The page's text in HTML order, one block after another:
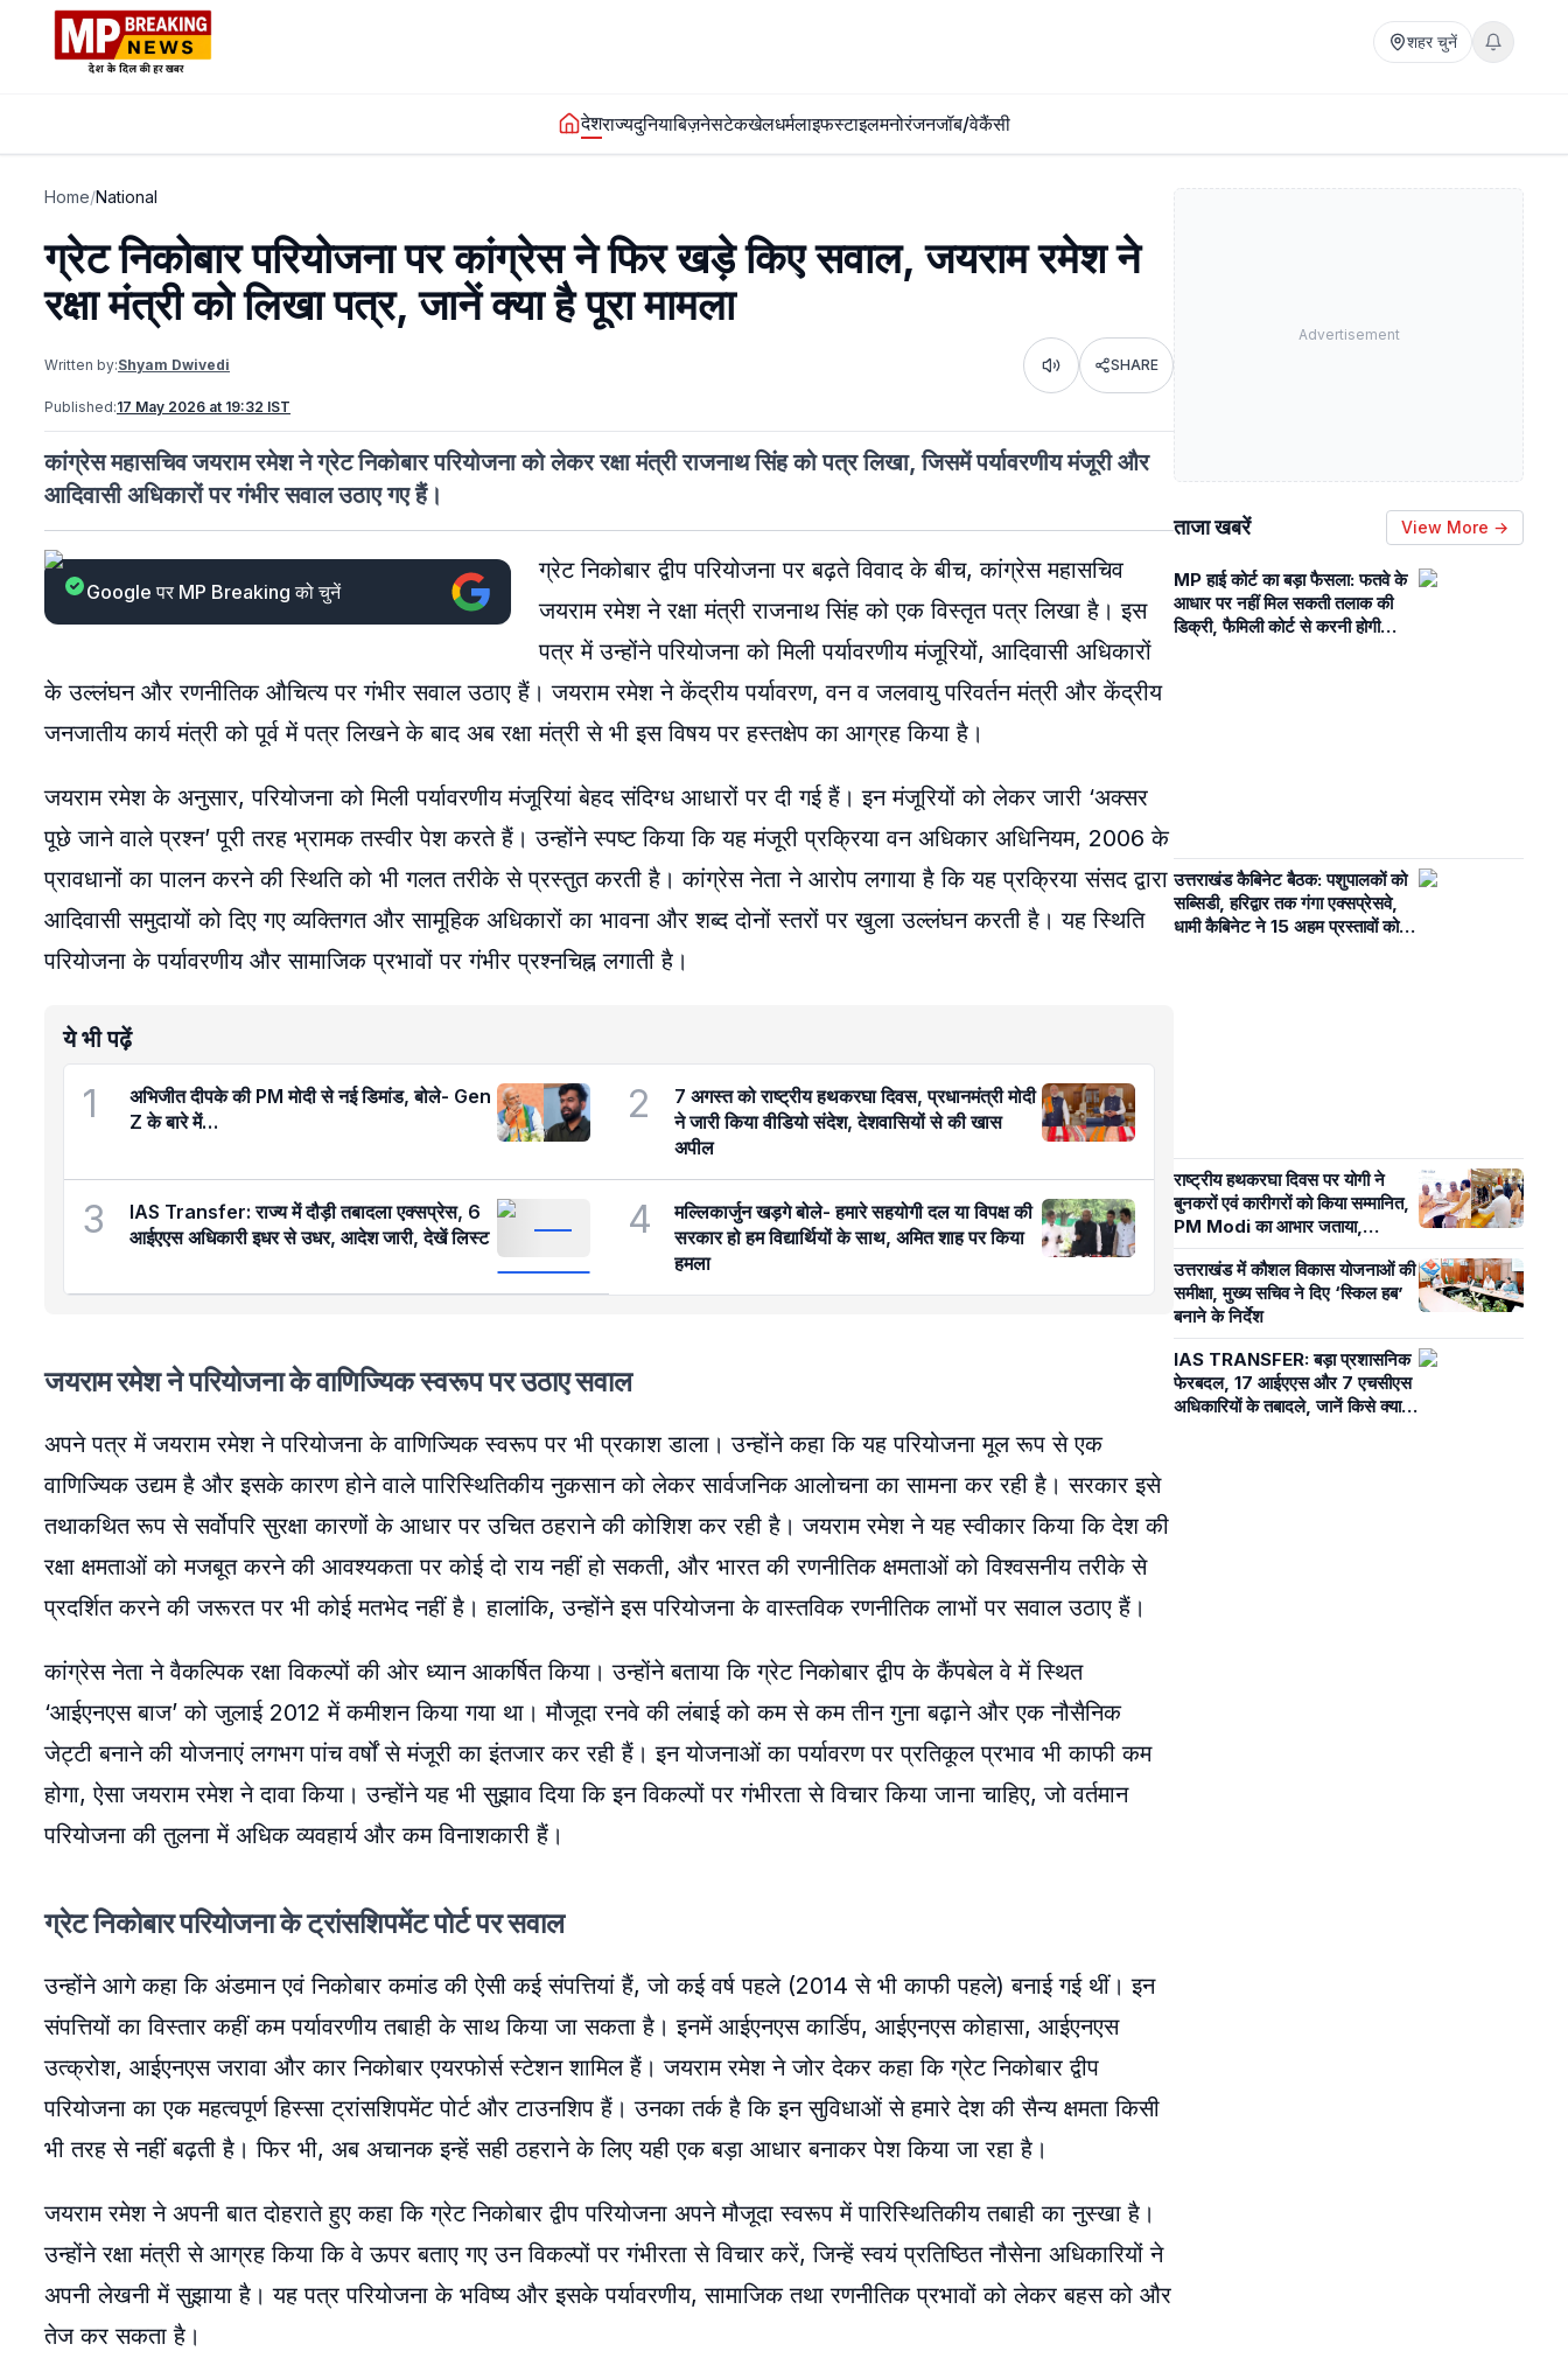
शहर चुनें
देशराज्यदुनियाबिज़नेसटेकखेलधर्मलाइफस्टाइलमनोरंजनजॉब/वेकैंसी
Home/National
ग्रेट निकोबार परियोजना पर कांग्रेस ने फिर खड़े किए सवाल, जयराम रमेश ने
रक्षा मंत्री को लिखा पत्र, जानें क्या है पूरा मामला
Written by:Shyam Dwivedi Listen SHARE
Published:17 May 2026 at 19:32 IST
कांग्रेस महासचिव जयराम रमेश ने ग्रेट निकोबार परियोजना को लेकर रक्षा मंत्री राजनाथ सिंह को पत्र लिखा, जिसमें पर्यावरणीय मंजूरी और
आदिवासी अधिकारों पर गंभीर सवाल उठाए गए हैं।
Google पर MP Breaking को चुनें
ग्रेट निकोबार द्वीप परियोजना पर बढ़ते विवाद के बीच, कांग्रेस महासचिव
जयराम रमेश ने रक्षा मंत्री राजनाथ सिंह को एक विस्तृत पत्र लिखा है। इस
पत्र में उन्होंने परियोजना को मिली पर्यावरणीय मंजूरियों, आदिवासी अधिकारों
के उल्लंघन और रणनीतिक औचित्य पर गंभीर सवाल उठाए हैं। जयराम रमेश ने केंद्रीय पर्यावरण, वन व जलवायु परिवर्तन मंत्री और केंद्रीय
जनजातीय कार्य मंत्री को पूर्व में पत्र लिखने के बाद अब रक्षा मंत्री से भी इस विषय पर हस्तक्षेप का आग्रह किया है।
जयराम रमेश के अनुसार, परियोजना को मिली पर्यावरणीय मंजूरियां बेहद संदिग्ध आधारों पर दी गई हैं। इन मंजूरियों को लेकर जारी ‘अक्सर
पूछे जाने वाले प्रश्न’ पूरी तरह भ्रामक तस्वीर पेश करते हैं। उन्होंने स्पष्ट किया कि यह मंजूरी प्रक्रिया वन अधिकार अधिनियम, 2006 के
प्रावधानों का पालन करने की स्थिति को भी गलत तरीके से प्रस्तुत करती है। कांग्रेस नेता ने आरोप लगाया है कि यह प्रक्रिया संसद द्वारा
आदिवासी समुदायों को दिए गए व्यक्तिगत और सामूहिक अधिकारों का भावना और शब्द दोनों स्तरों पर खुला उल्लंघन करती है। यह स्थिति
परियोजना के पर्यावरणीय और सामाजिक प्रभावों पर गंभीर प्रश्नचिह्न लगाती है।
ये भी पढ़ें
1
अभिजीत दीपके की PM मोदी से नई डिमांड, बोले- Gen
Z के बारे में…
2
7 अगस्त को राष्ट्रीय हथकरघा दिवस, प्रधानमंत्री मोदी
ने जारी किया वीडियो संदेश, देशवासियों से की खास
अपील
3
IAS Transfer: राज्य में दौड़ी तबादला एक्सप्रेस, 6
आईएएस अधिकारी इधर से उधर, आदेश जारी, देखें लिस्ट
4
मल्लिकार्जुन खड़गे बोले- हमारे सहयोगी दल या विपक्ष की
सरकार हो हम विद्यार्थियों के साथ, अमित शाह पर किया
हमला
जयराम रमेश ने परियोजना के वाणिज्यिक स्वरूप पर उठाए सवाल
अपने पत्र में जयराम रमेश ने परियोजना के वाणिज्यिक स्वरूप पर भी प्रकाश डाला। उन्होंने कहा कि यह परियोजना मूल रूप से एक
वाणिज्यिक उद्यम है और इसके कारण होने वाले पारिस्थितिकीय नुकसान को लेकर सार्वजनिक आलोचना का सामना कर रही है। सरकार इसे
तथाकथित रूप से सर्वोपरि सुरक्षा कारणों के आधार पर उचित ठहराने की कोशिश कर रही है। जयराम रमेश ने यह स्वीकार किया कि देश की
रक्षा क्षमताओं को मजबूत करने की आवश्यकता पर कोई दो राय नहीं हो सकती, और भारत की रणनीतिक क्षमताओं को विश्वसनीय तरीके से
प्रदर्शित करने की जरूरत पर भी कोई मतभेद नहीं है। हालांकि, उन्होंने इस परियोजना के वास्तविक रणनीतिक लाभों पर सवाल उठाए हैं।
कांग्रेस नेता ने वैकल्पिक रक्षा विकल्पों की ओर ध्यान आकर्षित किया। उन्होंने बताया कि ग्रेट निकोबार द्वीप के कैंपबेल वे में स्थित
‘आईएनएस बाज’ को जुलाई 2012 में कमीशन किया गया था। मौजूदा रनवे की लंबाई को कम से कम तीन गुना बढ़ाने और एक नौसैनिक
जेट्टी बनाने की योजनाएं लगभग पांच वर्षों से मंजूरी का इंतजार कर रही हैं। इन योजनाओं का पर्यावरण पर प्रतिकूल प्रभाव भी काफी कम
होगा, ऐसा जयराम रमेश ने दावा किया। उन्होंने यह भी सुझाव दिया कि इन विकल्पों पर गंभीरता से विचार किया जाना चाहिए, जो वर्तमान
परियोजना की तुलना में अधिक व्यवहार्य और कम विनाशकारी हैं।
ग्रेट निकोबार परियोजना के ट्रांसशिपमेंट पोर्ट पर सवाल
उन्होंने आगे कहा कि अंडमान एवं निकोबार कमांड की ऐसी कई संपत्तियां हैं, जो कई वर्ष पहले (2014 से भी काफी पहले) बनाई गई थीं। इन
संपत्तियों का विस्तार कहीं कम पर्यावरणीय तबाही के साथ किया जा सकता है। इनमें आईएनएस कार्डिप, आईएनएस कोहासा, आईएनएस
उत्क्रोश, आईएनएस जरावा और कार निकोबार एयरफोर्स स्टेशन शामिल हैं। जयराम रमेश ने जोर देकर कहा कि ग्रेट निकोबार द्वीप
परियोजना का एक महत्वपूर्ण हिस्सा ट्रांसशिपमेंट पोर्ट और टाउनशिप हैं। उनका तर्क है कि इन सुविधाओं से हमारे देश की सैन्य क्षमता किसी
भी तरह से नहीं बढ़ती है। फिर भी, अब अचानक इन्हें सही ठहराने के लिए यही एक बड़ा आधार बनाकर पेश किया जा रहा है।
जयराम रमेश ने अपनी बात दोहराते हुए कहा कि ग्रेट निकोबार द्वीप परियोजना अपने मौजूदा स्वरूप में पारिस्थितिकीय तबाही का नुस्खा है।
उन्होंने रक्षा मंत्री से आग्रह किया कि वे ऊपर बताए गए उन विकल्पों पर गंभीरता से विचार करें, जिन्हें स्वयं प्रतिष्ठित नौसेना अधिकारियों ने
अपनी लेखनी में सुझाया है। यह पत्र परियोजना के भविष्य और इसके पर्यावरणीय, सामाजिक तथा रणनीतिक प्रभावों को लेकर बहस को और
तेज कर सकता है।
Advertisement
ताजा खबरें View More →
MP हाई कोर्ट का बड़ा फैसला: फतवे के
आधार पर नहीं मिल सकती तलाक की
डिक्री, फैमिली कोर्ट से करनी होगी
उत्तराखंड कैबिनेट बैठक: पशुपालकों को
सब्सिडी, हरिद्वार तक गंगा एक्सप्रेसवे,
धामी कैबिनेट ने 15 अहम प्रस्तावों को दी
राष्ट्रीय हथकरघा दिवस पर योगी ने
बुनकरों एवं कारीगरों को किया सम्मानित,
PM Modi का आभार जताया,
समाजवादी पार्टी पर कसा तंज
उत्तराखंड में कौशल विकास योजनाओं की
समीक्षा, मुख्य सचिव ने दिए ‘स्किल हब’
बनाने के निर्देश
IAS TRANSFER: बड़ा प्रशासनिक
फेरबदल, 17 आईएएस और 7 एचसीएस
अधिकारियों के तबादले, जानें किसे क्या